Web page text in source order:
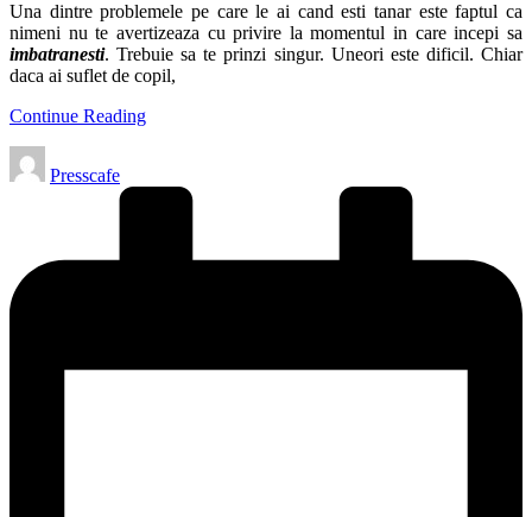
Una dintre problemele pe care le ai cand esti tanar este faptul ca
nimeni nu te avertizeaza cu privire la momentul in care incepi sa
imbatranesti. Trebuie sa te prinzi singur. Uneori este dificil. Chiar
daca ai suflet de copil,
Continue Reading
Posted
by
Presscafe